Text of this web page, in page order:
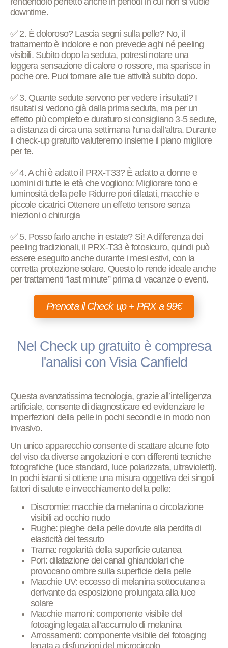
downtime.
✅ 2. È doloroso? Lascia segni sulla pelle? No, il
trattamento è indolore e non prevede aghi né peeling
visibili. Subito dopo la seduta, potresti notare una
leggera sensazione di calore o rossore, ma sparisce in
poche ore. Puoi tornare alle tue attività subito dopo.
✅ 3. Quante sedute servono per vedere i risultati? I
risultati si vedono già dalla prima seduta, ma per un
effetto più completo e duraturo si consigliano 3-5 sedute,
a distanza di circa una settimana l’una dall’altra. Durante
il check-up gratuito valuteremo insieme il piano migliore
per te.
✅ 4. A chi è adatto il PRX-T33? È adatto a donne e
uomini di tutte le età che vogliono: Migliorare tono e
luminosità della pelle Ridurre pori dilatati, macchie e
piccole cicatrici Ottenere un effetto tensore senza
iniezioni o chirurgia
✅ 5. Posso farlo anche in estate? Sì! A differenza dei
peeling tradizionali, il PRX-T33 è fotosicuro, quindi può
essere eseguito anche durante i mesi estivi, con la
corretta protezione solare. Questo lo rende ideale anche
per trattamenti “last minute” prima di vacanze o eventi.
Prenota il Check up + PRX a 99€
Nel Check up gratuito è compresa
l'analisi con Visia Canfield
Questa avanzatissima tecnologia, grazie all’intelligenza
artificiale, consente di diagnosticare ed evidenziare le
imperfezioni della pelle in pochi secondi e in modo non
invasivo.
Un unico apparecchio consente di scattare alcune foto
del viso da diverse angolazioni e con differenti tecniche
fotografiche (luce standard, luce polarizzata, ultravioletti).
In pochi istanti si ottiene una misura oggettiva dei singoli
fattori di salute e invecchiamento della pelle:
Discromie: macchie da melanina o circolazione
visibili ad occhio nudo
Rughe: pieghe della pelle dovute alla perdita di
elasticità del tessuto
Trama: regolarità della superficie cutanea
Pori: dilatazione dei canali ghiandolari che
provocano ombre sulla superficie della pelle
Macchie UV: eccesso di melanina sottocutanea
derivante da esposizione prolungata alla luce
solare
Macchie marroni: componente visibile del
fotoaging legata all’accumulo di melanina
Arrossamenti: componente visibile del fotoaging
legata a disfunzioni del microcircolo